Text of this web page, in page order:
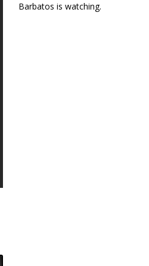
Barbatos is watching.